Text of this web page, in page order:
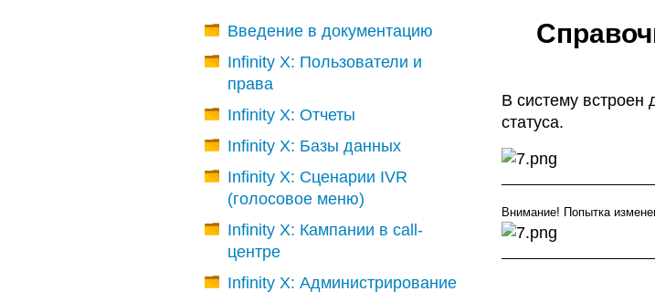
Введение в документацию
Infinity X: Пользователи и
права
Infinity X: Отчеты
Infinity X: Базы данных
Infinity X: Сценарии IVR
(голосовое меню)
Infinity X: Кампании в call-
центре
Infinity X: Администрирование
В систему встроен
статуса.
Внимание! Попытка